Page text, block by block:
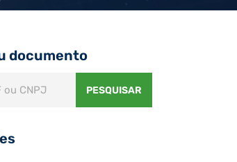
documento
PESQUISAR